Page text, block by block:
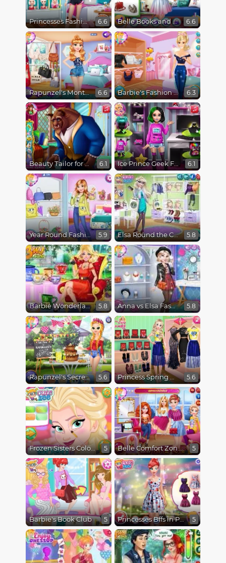
Princesses Fashion Favorites 6.6 Belle Books and Fashion 6.6
Rapunzel's Monthly Favorites 6.6 Barbie's Fashion Startup 6.3
Beauty Tailor for Beast 6.1 Ice Prince Geek Fashion 6.1
Year Round Fashionista Anna 5.9 Elsa Round the Clock Fashionista 5.8
Barbie Wonderland Looks 5.8 Anna vs Elsa Fashion Showdown 5.8
Rapunzel's Secret Garden 5.6 Princess Spring Model Challenge 5.6
Frozen Sisters Color of the Year 5 Belle Comfort Zone Challenge 5
Barbie's Book Club 5 Princesses Bffs in Paris 5